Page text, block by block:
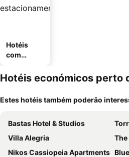
Hotéis
com
mento
Hotéis económicos perto
Estes hotéis também poderão
Bastas Hotel & Studios
Villa Alegria
The
Nikos Cassiopeia Apartments